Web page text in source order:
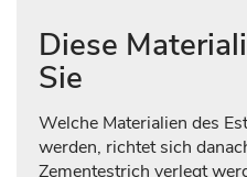
Diese
Sie
Welche Materialien des
werden, richtet sich
Zementestrich verlegt